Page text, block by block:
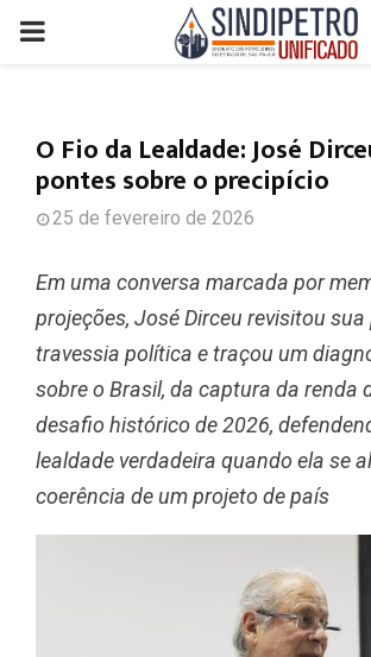
PRIMARY
O Fio da Lealdade: José
pontes sobre o precipício
25 de fevereiro de 2026
Em uma conversa marcada por
projeções, José Dirceu revisitou
travessia política e traçou um
sobre o Brasil, da captura da renda
desafio histórico de 2026,
lealdade verdadeira quando ela se
coerência de um projeto de país